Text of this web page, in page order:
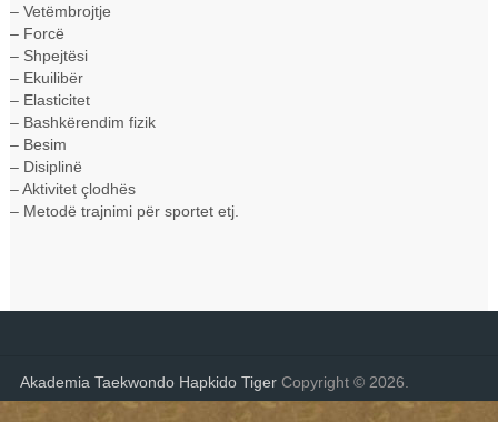
– Vetëmbrojtje
– Forcë
– Shpejtësi
– Ekuilibër
– Elasticitet
– Bashkërendim fizik
– Besim
– Disiplinë
– Aktivitet çlodhës
– Metodë trajnimi për sportet etj.
Akademia Taekwondo Hapkido TigerCopyright © 2026.